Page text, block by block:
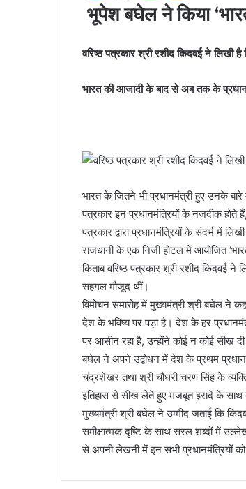
भूपेश बघेल ने किया
वरिष्ठ पत्रकार श्री रशीद किदवई ने लिखी है
भारत की आजादी के बाद से अब तक के
भारत के जितने भी प्रधानमंत्री हुए उनके बारे
पत्रकार इन प्रधानमंत्रियों के नजदीक होते
पत्रकार द्वारा प्रधानमंत्रियों के संदर्भ में
राजधानी के एक निजी होटल में आयोजित
किताब वरिष्ठ पत्रकार श्री रशीद किदवई
सहगल मौजूद थीं।
विमोचन समारोह में मुख्यमंत्री श्री बघेल ने
देश के भविष्य पर पड़ा है। देश के हर
पर आसीन रहा है, उन्होंने कोई न कोई सीख
बघेल ने अपने उद्बोधन में देश के प्रथम
चंद्रशेखर तथा श्री चौधरी चरण सिंह के
इतिहास से सीख लेते हुए मजबूत इरादे के
मुख्यमंत्री श्री बघेल ने उम्मीद जताई कि
समीक्षात्मक दृष्टि के साथ सरल शब्दों में
से अपनी लेखनी में इन सभी प्रधानमंत्रियों